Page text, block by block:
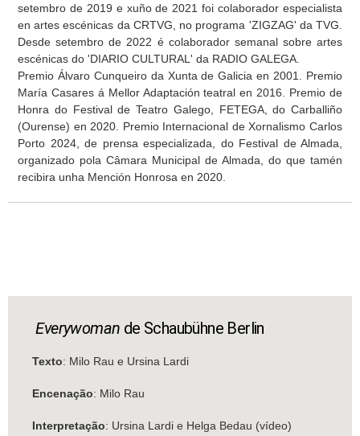
setembro de 2019 e xuño de 2021 foi colaborador especialista
en artes escénicas da CRTVG, no programa 'ZIGZAG' da TVG.
Desde setembro de 2022 é colaborador semanal sobre artes
escénicas do 'DIARIO CULTURAL' da RADIO GALEGA.
Premio Álvaro Cunqueiro da Xunta de Galicia en 2001. Premio
María Casares á Mellor Adaptación teatral en 2016. Premio de
Honra do Festival de Teatro Galego, FETEGA, do Carballiño
(Ourense) en 2020. Premio Internacional de Xornalismo Carlos
Porto 2024, de prensa especializada, do Festival de Almada,
organizado pola Câmara Municipal de Almada, do que tamén
recibira unha Mención Honrosa en 2020.
Everywoman de Schaubühne Berlin
Texto: Milo Rau e Ursina Lardi
Encenação: Milo Rau
Interpretação: Ursina Lardi e Helga Bedau (vídeo)